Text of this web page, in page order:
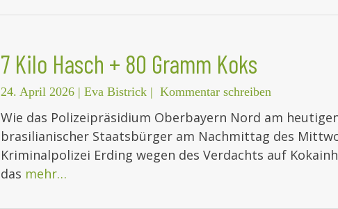
7 Kilo Hasch + 80 Gramm Koks
24. April 2026 | Eva Bistrick | Kommentar schreiben
Wie das Polizeipräsidium Oberbayern Nord am
brasilianischer Staatsbürger am Nachmittag des
Kriminalpolizei Erding wegen des Verdachts auf
das mehr…